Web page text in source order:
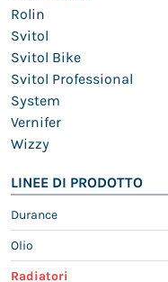
Rolin
Svitol
Svitol Bike
Svitol Professional
System
Vernifer
Wizzy
LINEE DI PRODOTTO
Durance
Olio
Radiatori